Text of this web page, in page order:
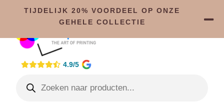
4.9/5
TIJDELIJK 20% VOORDEEL OP ONZE
GEHELE COLLECTIE